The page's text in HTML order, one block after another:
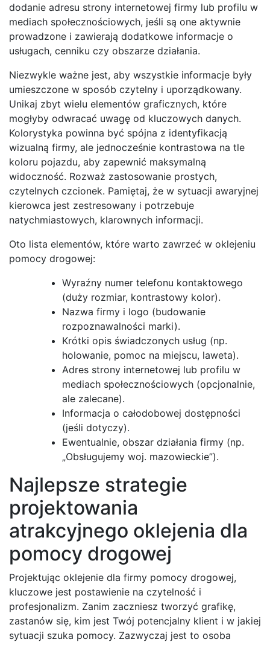
dodanie adresu strony internetowej firmy lub profilu w
mediach społecznościowych, jeśli są one aktywnie
prowadzone i zawierają dodatkowe informacje o
usługach, cenniku czy obszarze działania.
Niezwykle ważne jest, aby wszystkie informacje były
umieszczone w sposób czytelny i uporządkowany.
Unikaj zbyt wielu elementów graficznych, które
mogłyby odwracać uwagę od kluczowych danych.
Kolorystyka powinna być spójna z identyfikacją
wizualną firmy, ale jednocześnie kontrastowa na tle
koloru pojazdu, aby zapewnić maksymalną
widoczność. Rozważ zastosowanie prostych,
czytelnych czcionek. Pamiętaj, że w sytuacji awaryjnej
kierowca jest zestresowany i potrzebuje
natychmiastowych, klarownych informacji.
Oto lista elementów, które warto zawrzeć w oklejeniu
pomocy drogowej:
Wyraźny numer telefonu kontaktowego
(duży rozmiar, kontrastowy kolor).
Nazwa firmy i logo (budowanie
rozpoznawalności marki).
Krótki opis świadczonych usług (np.
holowanie, pomoc na miejscu, laweta).
Adres strony internetowej lub profilu w
mediach społecznościowych (opcjonalnie,
ale zalecane).
Informacja o całodobowej dostępności
(jeśli dotyczy).
Ewentualnie, obszar działania firmy (np.
„Obsługujemy woj. mazowieckie”).
Najlepsze strategie
projektowania
atrakcyjnego oklejenia dla
pomocy drogowej
Projektując oklejenie dla firmy pomocy drogowej,
kluczowe jest postawienie na czytelność i
profesjonalizm. Zanim zaczniesz tworzyć grafikę,
zastanów się, kim jest Twój potencjalny klient i w jakiej
sytuacji szuka pomocy. Zazwyczaj jest to osoba